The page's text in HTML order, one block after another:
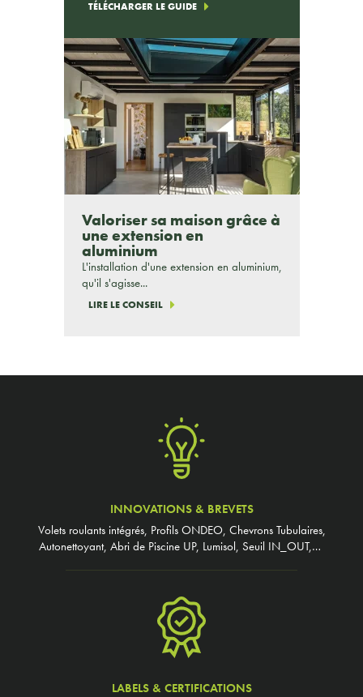
TÉLÉCHARGER LE GUIDE
Valoriser sa maison grâce à
une extension en
aluminium
L'installation d'une extension en aluminium,
qu'il s'agisse...
LIRE LE CONSEIL
INNOVATIONS & BREVETS
Volets roulants intégrés, Profils ONDEO, Chevrons Tubulaires,
Autonettoyant, Abri de Piscine UP, Lumisol, Seuil IN_OUT,…
LABELS & CERTIFICATIONS